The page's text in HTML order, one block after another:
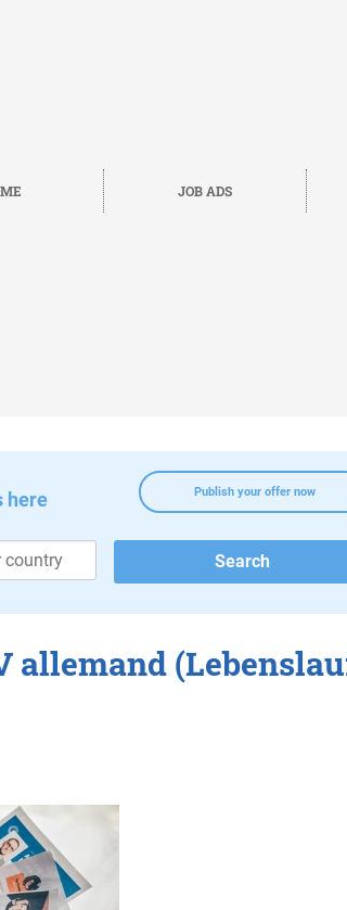
JOB ADS
Publish your offer now
here
allemand